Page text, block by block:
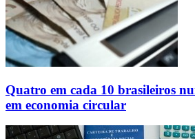
Quatro em cada 10 brasileiros
em economia circular